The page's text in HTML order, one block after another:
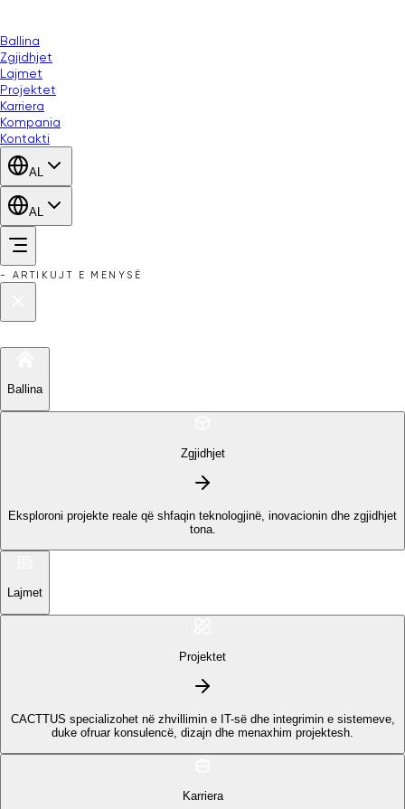
Ballina
Zgjidhjet
Lajmet
Projektet
Karriera
Kompania
Kontakti
AL
AL
- ARTIKUJT E MENYSË
Ballina
Zgjidhjet
Eksploroni projekte reale që shfaqin teknologjinë, inovacionin dhe zgjidhjet
tona.
Lajmet
Projektet
CACTTUS specializohet në zhvillimin e IT-së dhe integrimin e sistemeve,
duke ofruar konsulencë, dizajn dhe menaxhim projektesh.
Karriera